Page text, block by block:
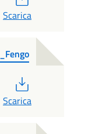
Scarica
Scarica